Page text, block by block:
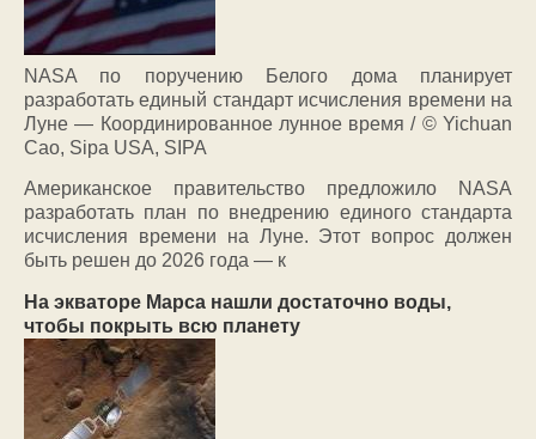
NASA по поручению Белого дома планирует
разработать единый стандарт исчисления времени на
Луне — Координированное лунное время / © Yichuan
Cao, Sipa USA, SIPA
Американское правительство предложило NASA
разработать план по внедрению единого стандарта
исчисления времени на Луне. Этот вопрос должен
быть решен до 2026 года — к
На экваторе Марса нашли достаточно воды,
чтобы покрыть всю планету